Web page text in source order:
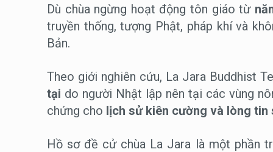
Dù chùa ngừng hoạt động tôn giáo từ
truyền thống, tượng Phật, pháp khí và
Bản.
Theo giới nghiên cứu, La Jara Buddhist
tại do người Nhật lập nên tại các vùng
chứng cho lịch sử kiên cường và lòng tin
Hồ sơ đề cử chùa La Jara là một phần